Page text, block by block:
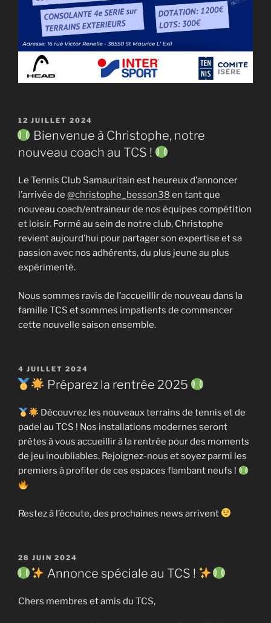
PUBLIÉ
LE
12 JUILLET 2024
Bienvenue à Christophe, notre
nouveau coach au TCS !
Le Tennis Club Samauritain est heureux d’annoncer
l’arrivée de @christophe_besson38 en tant que
nouveau coach/entraineur de nos équipes compétition
et loisir. Formé au sein de notre club, Christophe
revient aujourd’hui pour partager son expertise et sa
passion avec nos adhérents, du plus jeune au plus
expérimenté.
Nous sommes ravis de l’accueillir de nouveau dans la
famille TCS et sommes impatients de commencer
cette nouvelle saison ensemble.
PUBLIÉ
LE
4 JUILLET 2024
Préparez la rentrée 2025
Découvrez les nouveaux terrains de tennis et de
padel au TCS ! Nos installations modernes seront
prêtes à vous accueillir à la rentrée pour des moments
de jeu inoubliables. Rejoignez-nous et soyez parmi les
premiers à profiter de ces espaces flambant neufs !
Restez à l’écoute, des prochaines news arrivent
PUBLIÉ
LE
28 JUIN 2024
Annonce spéciale au TCS !
Chers membres et amis du TCS,